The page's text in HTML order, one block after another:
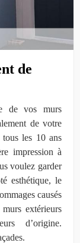
de
de vos murs
de votre
les 10 ans
impression à
voulez garder
esthétique, le
causés
extérieurs
d’origine.